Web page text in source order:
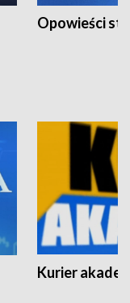
Opowieści
Kurier